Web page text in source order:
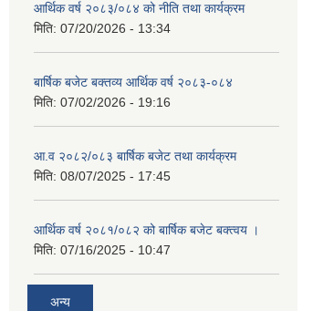
आर्थिक वर्ष २०८३/०८४ को नीति तथा कार्यक्रम
मिति: 07/20/2026 - 13:34
बार्षिक बजेट बक्तव्य आर्थिक वर्ष २०८३-०८४
मिति: 07/02/2026 - 19:16
आ.व २०८२/०८३ बार्षिक बजेट तथा कार्यक्रम
मिति: 08/07/2025 - 17:45
आर्थिक वर्ष २०८१/०८२ को बार्षिक बजेट बक्त्वय ।
मिति: 07/16/2025 - 10:47
अन्य